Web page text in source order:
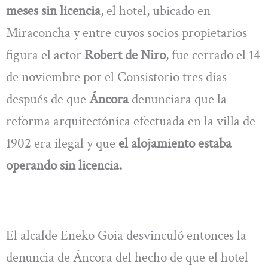
meses sin licencia, el hotel, ubicado en
Miraconcha y entre cuyos socios propietarios
figura el actor Robert de Niro, fue cerrado el 14
de noviembre por el Consistorio tres días
después de que Áncoradenunciara que la
reforma arquitectónica efectuada en la villa de
1902 era ilegal y que el alojamiento estaba
operando sin licencia.
El alcalde Eneko Goia desvinculó entonces la
denuncia de Áncora del hecho de que el hotel